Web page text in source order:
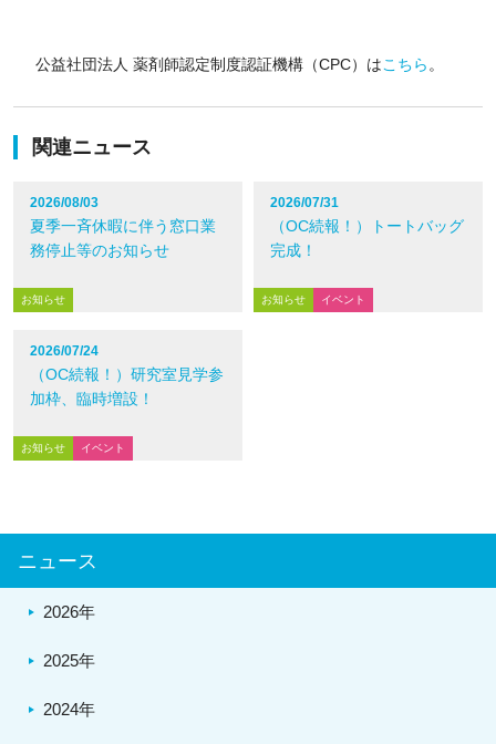
公益社団法人 薬剤師認定制度認証機構（CPC）はこちら 。
関連ニュース
2026/08/03
夏季一斉休暇に伴う窓口業
務停止等のお知らせ
お知らせ
2026/07/31
（OC続報！）トートバッグ
完成！
お知らせ イベント
2026/07/24
（OC続報！）研究室見学参
加枠、臨時増設！
お知らせ イベント
ニュース
2026年
2025年
2024年